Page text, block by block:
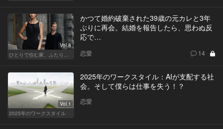
Vol.8
ひとりで住む家、ふたりで棲む家
かつて婚約破棄された39歳の元カレと3年
ぶりに再会。結婚を報告したら、思わぬ反
応で…
恋愛 14
Vol.1
2025年のワークスタイル
2025年のワークスタイル：AIが支配する社
会。そして僕らは仕事を失う！？
恋愛